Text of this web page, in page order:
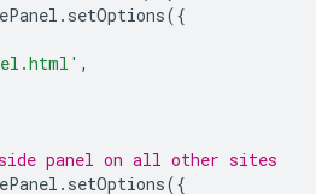
. setOptions({
,
panel on all other sites
. setOptions({